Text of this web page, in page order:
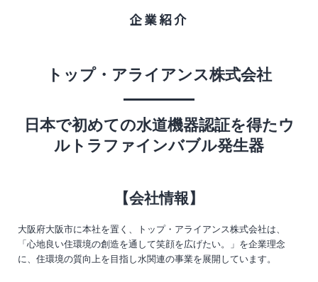
企業紹介
トップ・アライアンス株式会社
日本で初めての水道機器認証を得たウ
ルトラファインバブル発生器
【会社情報】
大阪府大阪市に本社を置く、トップ・アライアンス株式会社は、
「心地良い住環境の創造を通して笑顔を広げたい。」を企業理念
に、住環境の質向上を目指し水関連の事業を展開しています。